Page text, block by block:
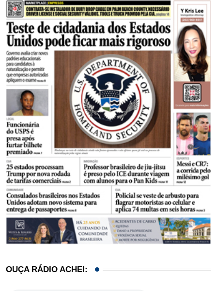
OUÇA RÁDIO ACHEI: